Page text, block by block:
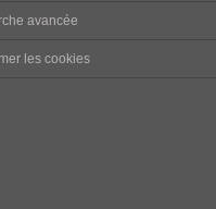
avancée
les cookies